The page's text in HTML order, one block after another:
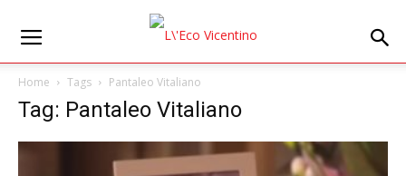
Home Tags Pantaleo Vitaliano
Tag: Pantaleo Vitaliano